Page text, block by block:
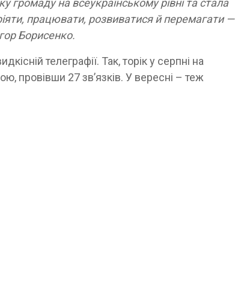
громаду на всеукраїнському рівні та стала
працювати, розвиватися й перемагати —
Борисенко.
телеграфії. Так, торік у серпні на
провівши 27 зв’язків. У вересні – теж